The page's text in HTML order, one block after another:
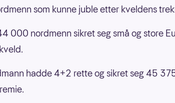
som kunne juble etter kveldens
000 nordmenn sikret seg små og store
hadde 4+2 rette og sikret seg 45